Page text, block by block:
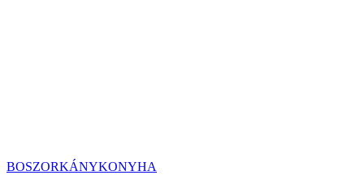
BOSZORKÁNYKONYHA